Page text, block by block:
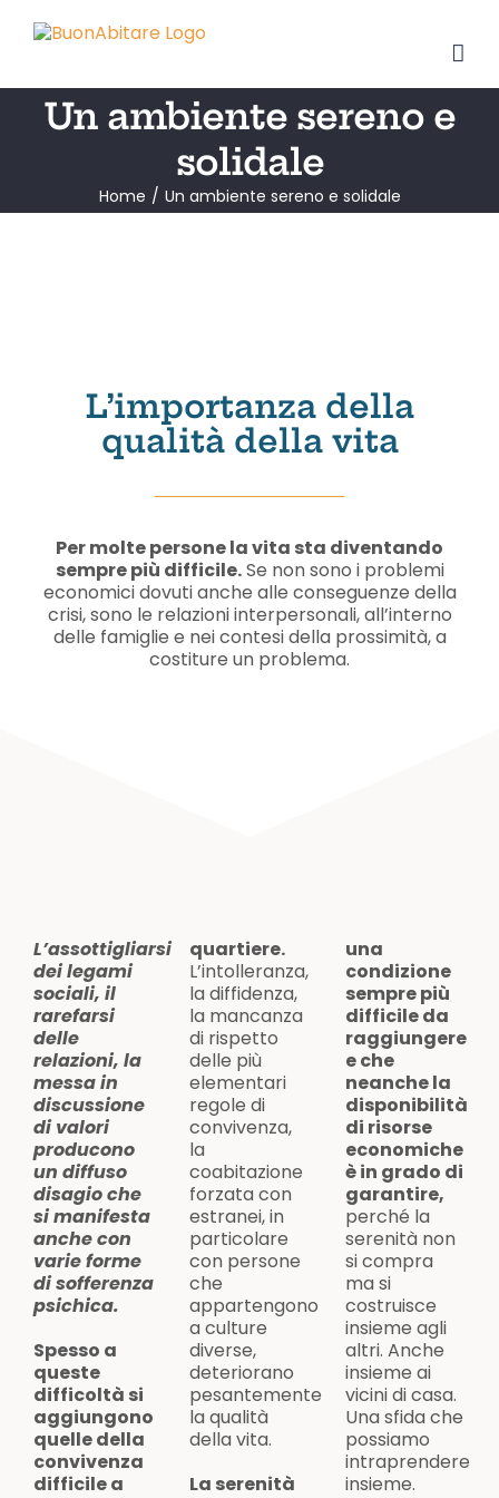
Un ambiente sereno e
solidale
Home Un ambiente sereno e solidale
L’importanza della
qualità della vita
Per molte persone la vita sta diventando
sempre più difficile.Se non sono i problemi
economici dovuti anche alle conseguenze della
crisi, sono le relazioni interpersonali, all’interno
delle famiglie e nei contesi della prossimità, a
costiture un problema.
L’assottigliarsi
dei legami
sociali, il
rarefarsi
delle
relazioni, la
messa in
discussione
di valori
producono
un diffuso
disagio che
si manifesta
anche con
varie forme
di sofferenza
psichica.
Spesso a
queste
difficoltà si
aggiungono
quelle della
convivenza
difficile a
quartiere.
L’intolleranza,
la diffidenza,
la mancanza
di rispetto
delle più
elementari
regole di
convivenza,
la
coabitazione
forzata con
estranei, in
particolare
con persone
che
appartengono
a culture
diverse,
deteriorano
pesantemente
la qualità
della vita.
La serenità
una
condizione
sempre più
difficile da
raggiungere
e che
neanche la
disponibilità
di risorse
economiche
è in grado di
garantire,
perché la
serenità non
si compra
ma si
costruisce
insieme agli
altri. Anche
insieme ai
vicini di casa.
Una sfida che
possiamo
intraprendere
insieme.